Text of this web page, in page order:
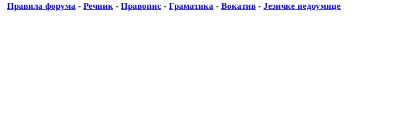
Правила форума - Речник - Правопис - Граматика - Вокатив - Језичке недоумице